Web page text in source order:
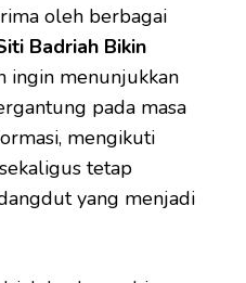
oleh berbagai
Badriah Bikin
ingin menunjukkan
pada masa
mengikuti
tetap
yang menjadi